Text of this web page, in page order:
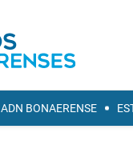
ADN BONAERENSE